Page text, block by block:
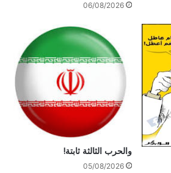
06/08/2026
والحرب الثالثة ثابتة!
05/08/2026